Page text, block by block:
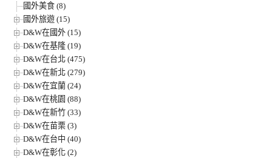
國外美食 (8)
國外旅遊 (15)
D&W在國外 (15)
D&W在基隆 (19)
D&W在台北 (475)
D&W在新北 (279)
D&W在宜蘭 (24)
D&W在桃園 (88)
D&W在新竹 (33)
D&W在苗栗 (3)
D&W在台中 (40)
D&W在彰化 (2)